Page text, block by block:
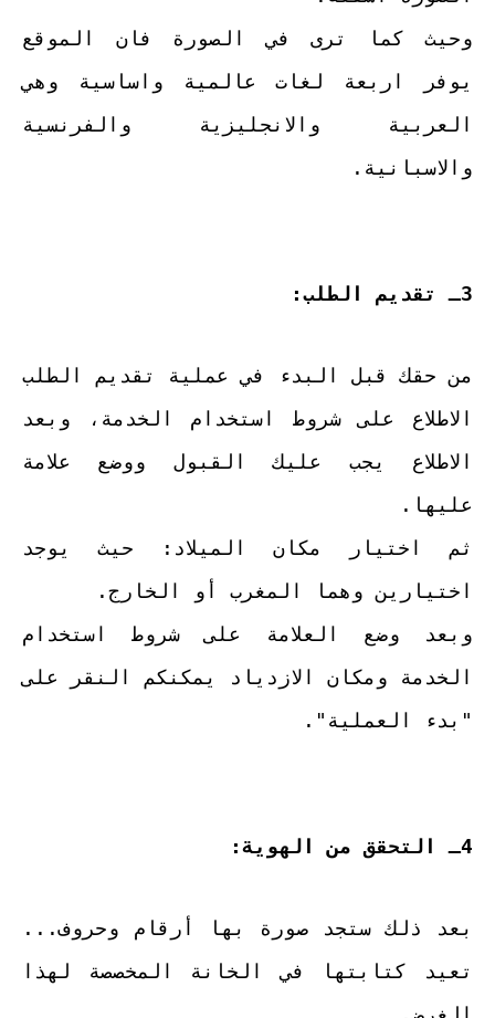
وحيث كما ترى في الصورة فان الموقع
يوفر اربعة لغات عالمية واساسية وهي
العربية والانجليزية والفرنسية
والاسبانية.
3ـ تقديم الطلب:
من حقك قبل البدء في عملية تقديم الطلب
الاطلاع على شروط استخدام الخدمة، وبعد
الاطلاع يجب عليك القبول ووضع علامة
عليها.
ثم اختيار مكان الميلاد: حيث يوجد
اختيارين وهما المغرب أو الخارج.
وبعد وضع العلامة على شروط استخدام
الخدمة ومكان الازدياد يمكنكم النقر على
"بدء العملية".
4ـ التحقق من الهوية:
بعد ذلك ستجد صورة بها أرقام وحروف...
تعيد كتابتها في الخانة المخصصة لهذا